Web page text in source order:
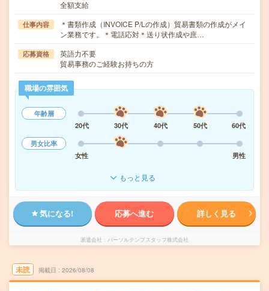
全額支給
仕事内容
＊書類作成（INVOICE P/Lの作成）貿易書類の作成がメイ
ン業務です。＊電話応対＊送り状作成や庶…
応募資格
英語力不要
貿易事務のご経験お持ちの方
職場の雰囲気
年齢層
20代
30代 40代 50代
60代
男女比率
女性
男性
もっと見る
気になる! 応募へ進む 詳しく見る
派遣会社 パーソルテンプスタッフ株式会社
未読 掲載日 2026/08/08